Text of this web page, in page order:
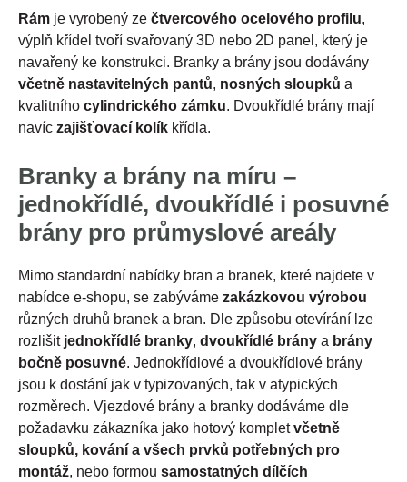
Rám je vyrobený ze čtvercového ocelového profilu,
výplň křídel tvoří svařovaný 3D nebo 2D panel, který je
navařený ke konstrukci. Branky a brány jsou dodávány
včetně nastavitelných pantů, nosných sloupků a
kvalitního cylindrického zámku. Dvoukřídlé brány mají
navíc zajišťovací kolík křídla.
Branky a brány na míru –
jednokřídlé, dvoukřídlé i posuvné
brány pro průmyslové areály
Mimo standardní nabídky bran a branek, které najdete v
nabídce e-shopu, se zabýváme zakázkovou výrobou
různých druhů branek a bran. Dle způsobu otevírání lze
rozlišit jednokřídlé branky, dvoukřídlé brány a brány
bočně posuvné. Jednokřídlové a dvoukřídlové brány
jsou k dostání jak v typizovaných, tak v atypických
rozměrech. Vjezdové brány a branky dodáváme dle
požadavku zákazníka jako hotový kompletvčetně
sloupků, kování a všech prvků potřebných pro
montáž, nebo formou samostatných dílčích